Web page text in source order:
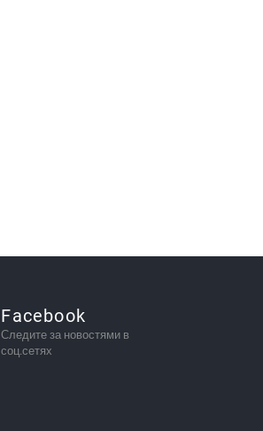
Facebook
Следите за новостями в
соц.сетях